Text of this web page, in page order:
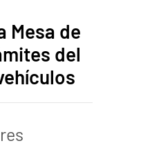
Mesa de
del